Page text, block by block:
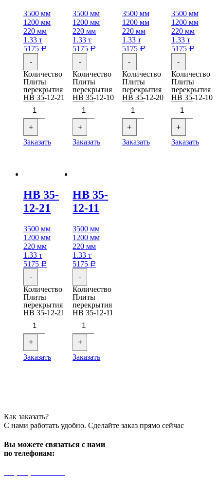
3500 мм
1200 мм
220 мм
1.33 т
5175 Р
-
Количество
Плиты
перекрытия
НВ 35-12-21
+
Заказать
3500 мм
1200 мм
220 мм
1.33 т
5175 Р
-
Количество
Плиты
перекрытия
НВ 35-12-10
+
Заказать
3500 мм
1200 мм
220 мм
1.33 т
5175 Р
-
Количество
Плиты
перекрытия
НВ 35-12-20
+
Заказать
3500 мм
1200 мм
220 мм
1.33 т
5175 Р
-
Количество
Плиты
перекрытия
НВ 35-12-10
+
Заказать
НВ 35-
12-21
3500 мм
1200 мм
220 мм
1.33 т
5175 Р
-
Количество
Плиты
перекрытия
НВ 35-12-21
+
Заказать
НВ 35-
12-11
3500 мм
1200 мм
220 мм
1.33 т
5175 Р
-
Количество
Плиты
перекрытия
НВ 35-12-11
+
Заказать
Как заказать?
С нами работать удобно. Сделайте заказ прямо сейчас
Вы можете связаться с нами
по телефонам: